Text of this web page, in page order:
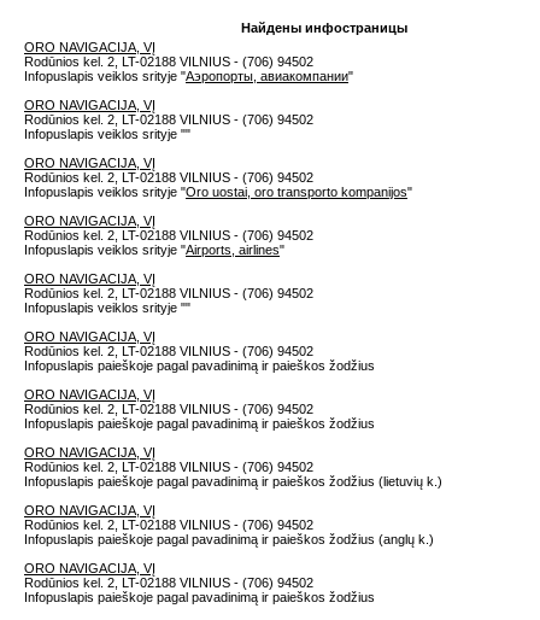
Найдены инфостраницы
ORO NAVIGACIJA, VĮ
Rodūnios kel. 2, LT-02188 VILNIUS - (706) 94502
Infopuslapis veiklos srityje "Аэропорты, авиакомпании"
ORO NAVIGACIJA, VĮ
Rodūnios kel. 2, LT-02188 VILNIUS - (706) 94502
Infopuslapis veiklos srityje ""
ORO NAVIGACIJA, VĮ
Rodūnios kel. 2, LT-02188 VILNIUS - (706) 94502
Infopuslapis veiklos srityje "Oro uostai, oro transporto kompanijos"
ORO NAVIGACIJA, VĮ
Rodūnios kel. 2, LT-02188 VILNIUS - (706) 94502
Infopuslapis veiklos srityje "Airports, airlines"
ORO NAVIGACIJA, VĮ
Rodūnios kel. 2, LT-02188 VILNIUS - (706) 94502
Infopuslapis veiklos srityje ""
ORO NAVIGACIJA, VĮ
Rodūnios kel. 2, LT-02188 VILNIUS - (706) 94502
Infopuslapis paieškoje pagal pavadinimą ir paieškos žodžius
ORO NAVIGACIJA, VĮ
Rodūnios kel. 2, LT-02188 VILNIUS - (706) 94502
Infopuslapis paieškoje pagal pavadinimą ir paieškos žodžius
ORO NAVIGACIJA, VĮ
Rodūnios kel. 2, LT-02188 VILNIUS - (706) 94502
Infopuslapis paieškoje pagal pavadinimą ir paieškos žodžius (lietuvių k.)
ORO NAVIGACIJA, VĮ
Rodūnios kel. 2, LT-02188 VILNIUS - (706) 94502
Infopuslapis paieškoje pagal pavadinimą ir paieškos žodžius (anglų k.)
ORO NAVIGACIJA, VĮ
Rodūnios kel. 2, LT-02188 VILNIUS - (706) 94502
Infopuslapis paieškoje pagal pavadinimą ir paieškos žodžius